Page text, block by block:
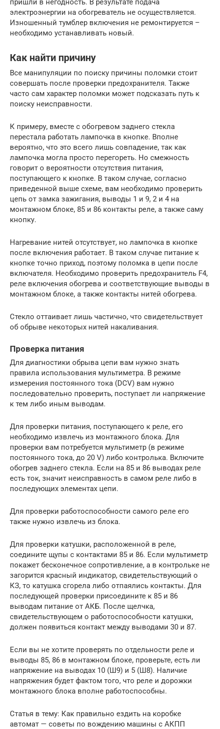
пришли в негодность. В результате подача
электроэнергии на обогреватель не осуществляется.
Изношенный тумблер включения не ремонтируется –
необходимо устанавливать новый.
Как найти причину
Все манипуляции по поиску причины поломки стоит
совершать после проверки предохранителя. Также
часто сам характер поломки может подсказать путь к
поиску неисправности.
К примеру, вместе с обогревом заднего стекла
перестала работать лампочка в кнопке. Вполне
вероятно, что это всего лишь совпадение, так как
лампочка могла просто перегореть. Но смежность
говорит о вероятности отсутствия питания,
поступающего к кнопке. В таком случае, согласно
приведенной выше схеме, вам необходимо проверить
цепь от замка зажигания, выводы 1 и 9, 2 и 4 на
монтажном блоке, 85 и 86 контакты реле, а также саму
кнопку.
Нагревание нитей отсутствует, но лампочка в кнопке
после включения работает. В таком случае питание к
кнопке точно приход, поэтому поломка в цепи после
включателя. Необходимо проверить предохранитель F4,
реле включения обогрева и соответствующие выводы в
монтажном блоке, а также контакты нитей обогрева.
Стекло оттаивает лишь частично, что свидетельствует
об обрыве некоторых нитей накаливания.
Проверка питания
Для диагностики обрыва цепи вам нужно знать
правила использования мультиметра. В режиме
измерения постоянного тока (DCV) вам нужно
последовательно проверить, поступает ли напряжение
к тем либо иным выводам.
Для проверки питания, поступающего к реле, его
необходимо извлечь из монтажного блока. Для
проверки вам потребуется мультиметр (в режиме
постоянного тока, до 20 V) либо контролька. Включите
обогрев заднего стекла. Если на 85 и 86 выводах реле
есть ток, значит неисправность в самом реле либо в
последующих элементах цепи.
Для проверки работоспособности самого реле его
также нужно извлечь из блока.
Для проверки катушки, расположенной в реле,
соедините щупы с контактами 85 и 86. Если мультиметр
покажет бесконечное сопротивление, а в контрольке не
загорится красный индикатор, свидетельствующий о
КЗ, то катушка сгорела либо отпаялись контакты. Для
последующей проверки присоедините к 85 и 86
выводам питание от АКБ. После щелчка,
свидетельствующем о работоспособности катушки,
должен появиться контакт между выводами 30 и 87.
Если вы не хотите проверять по отдельности реле и
выводы 85, 86 в монтажном блоке, проверьте, есть ли
напряжение на выводах 10 (Ш9) и 5 (Ш8). Наличие
напряжения будет фактом того, что реле и дорожки
монтажного блока вполне работоспособны.
Статья в тему: Как правильно ездить на коробке
автомат — советы по вождению машины с АКПП